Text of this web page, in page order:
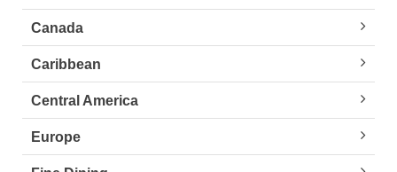
Canada
Caribbean
Central America
Europe